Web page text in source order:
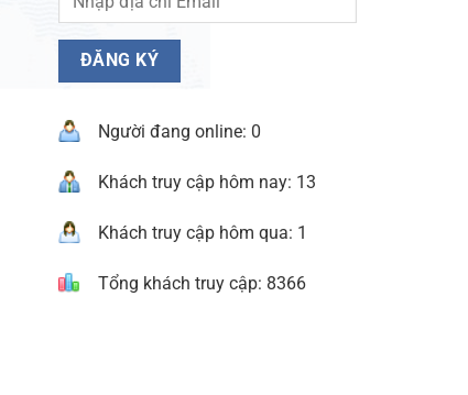
Người đang online: 0
Khách truy cập hôm nay: 13
Khách truy cập hôm qua: 1
Tổng khách truy cập: 8366